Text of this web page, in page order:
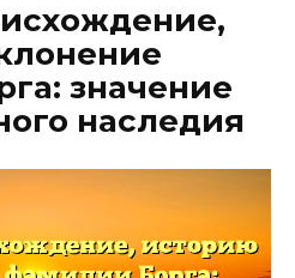
значение
наследия